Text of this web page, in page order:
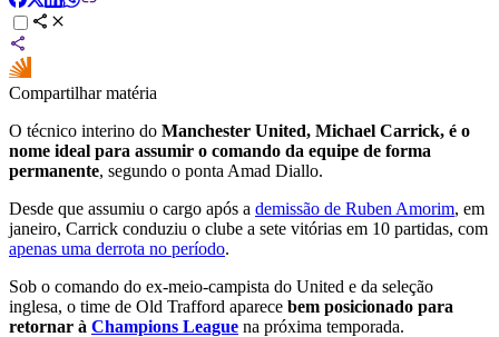
Compartilhar matéria
O técnico interino do Manchester United, Michael Carrick, é o
nome ideal para assumir o comando da equipe de forma
permanente, segundo o ponta Amad Diallo.
Desde que assumiu o cargo após a demissão de Ruben Amorim, em
janeiro, Carrick conduziu o clube a sete vitórias em 10 partidas, com
apenas uma derrota no período.
Sob o comando do ex-meio-campista do United e da seleção
inglesa, o time de Old Trafford aparece bem posicionado para
retornar à Champions League na próxima temporada.